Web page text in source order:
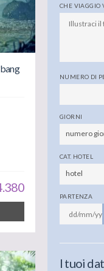
CHE VIAGGIO
NUMERO DI
GIORNI
numero
CAT. HOTEL
hotel
PARTENZA
I tuoi